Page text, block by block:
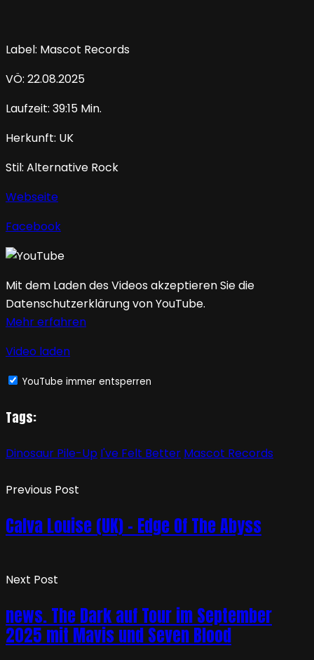
Label: Mascot Records
VÖ: 22.08.2025
Laufzeit: 39:15 Min.
Herkunft: UK
Stil: Alternative Rock
Webseite
Facebook
Mit dem Laden des Videos akzeptieren Sie die
Datenschutzerklärung von YouTube.
Mehr erfahren
Video laden
YouTube immer entsperren
Tags:
Dinosaur Pile-Up I've Felt Better Mascot Records
Previous Post
Calva Louise (UK) – Edge Of The Abyss
Next Post
news. The Dark auf Tour im September
2025 mit Mavis und Seven Blood